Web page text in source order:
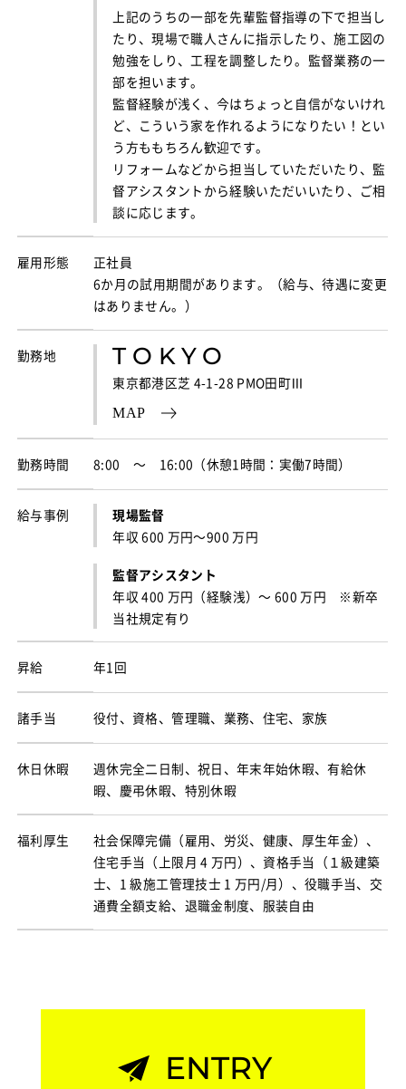
上記のうちの一部を先輩監督指導の下で担当し
たり、現場で職人さんに指示したり、施工図の
勉強をしり、工程を調整したり。監督業務の一
部を担います。
監督経験が浅く、今はちょっと自信がないけれ
ど、こういう家を作れるようになりたい！とい
う方ももちろん歓迎です。
リフォームなどから担当していただいたり、監
督アシスタントから経験いただいいたり、ご相
談に応じます。
雇用形態
正社員
6か月の試用期間があります。（給与、待遇に変更
はありません。）
勤務地 TOKYO
東京都港区芝 4-1-28 PMO田町Ⅲ
MAP
勤務時間 8:00 ～ 16:00（休憩1時間：実働7時間）
給与事例
現場監督
年収 600 万円～900 万円
監督アシスタント
年収 400 万円（経験浅）～ 600 万円 ※新卒
当社規定有り
昇給 年1回
諸手当 役付、資格、管理職、業務、住宅、家族
休日休暇
週休完全二日制、祝日、年末年始休暇、有給休
暇、慶弔休暇、特別休暇
福利厚生
社会保障完備（雇用、労災、健康、厚生年金）、
住宅手当（上限月 4 万円）、資格手当（１級建築
士、1 級施工管理技士 1 万円/月）、役職手当、交
通費全額支給、退職金制度、服装自由
ENTRY